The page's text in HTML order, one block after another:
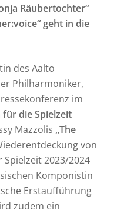
Räubertochter“
geht in die
des Aalto
Philharmoniker,
im
die Spielzeit
Mazzolis „The
von
Spielzeit 2023/2024
Komponistin
Erstaufführung
zudem ein